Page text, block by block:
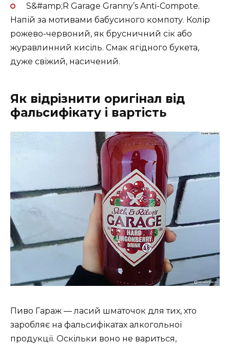
S&#amp;R Garage Granny’s Anti-Compote.
Напій за мотивами бабусиного компоту. Колір
рожево-червоний, як брусничний сік або
журавлинний кисіль. Смак ягідного букета,
дуже свіжий, насичений.
Як відрізнити оригінал від
фальсифікату і вартість
Пиво Гараж — ласий шматочок для тих, хто
заробляє на фальсифікатах алкогольної
продукції. Оскільки воно не вариться,